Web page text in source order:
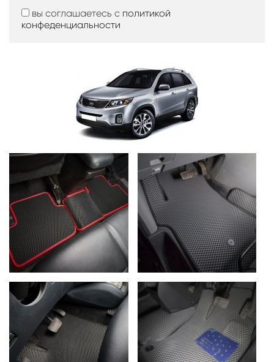
вы соглашаетесь с политикой
конфеденциальности